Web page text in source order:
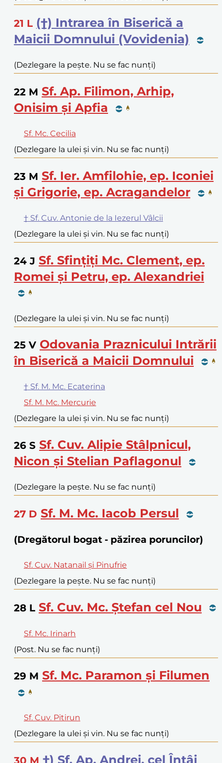
21 L (†) Intrarea în Biserică a
Maicii Domnului (Vovidenia)
(Dezlegare la pește. Nu se fac nunți)
22 M Sf. Ap. Filimon, Arhip,
Onisim și Apfia
Sf. Mc. Cecilia
(Dezlegare la ulei și vin. Nu se fac nunți)
23 M Sf. Ier. Amfilohie, ep. Iconiei
și Grigorie, ep. Acragandelor
† Sf. Cuv. Antonie de la Iezerul Vâlcii
(Dezlegare la ulei și vin. Nu se fac nunți)
24 J Sf. Sfințiți Mc. Clement, ep.
Romei și Petru, ep. Alexandriei
(Dezlegare la ulei și vin. Nu se fac nunți)
25 V Odovania Praznicului Intrării
în Biserică a Maicii Domnului
† Sf. M. Mc. Ecaterina
Sf. M. Mc. Mercurie
(Dezlegare la ulei și vin. Nu se fac nunți)
26 S Sf. Cuv. Alipie Stâlpnicul,
Nicon și Stelian Paflagonul
(Dezlegare la pește. Nu se fac nunți)
27 D Sf. M. Mc. Iacob Persul
(Dregătorul bogat - păzirea poruncilor)
Sf. Cuv. Natanail și Pinufrie
(Dezlegare la pește. Nu se fac nunți)
28 L Sf. Cuv. Mc. Ștefan cel Nou
Sf. Mc. Irinarh
(Post. Nu se fac nunți)
29 M Sf. Mc. Paramon și Filumen
Sf. Cuv. Pitirun
(Dezlegare la ulei și vin. Nu se fac nunți)
†) Sf. Ap. Andrei, cel Întâi